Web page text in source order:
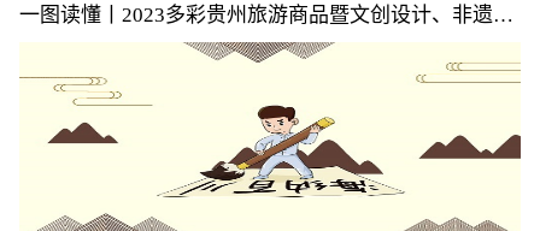
一图读懂丨2023多彩贵州旅游商品暨文创设计、非遗旅
游商品定制设计大赛